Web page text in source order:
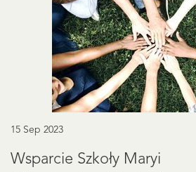
15 Sep 2023
Wsparcie Szkoły Maryi